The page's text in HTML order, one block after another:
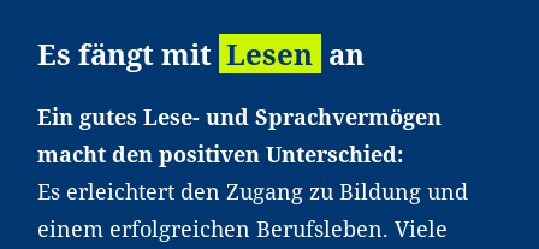
Es fängt mit Lesen an
Ein gutes Lese- und Sprachvermögen
macht den positiven Unterschied:
Es erleichtert den Zugang zu Bildung und
einem erfolgreichen Berufsleben. Viele